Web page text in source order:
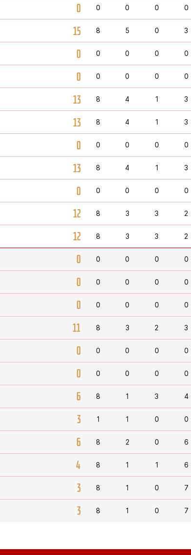
0 0 0 0 0
15 8 5 0 3
0 0 0 0 0
0 0 0 0 0
13 8 4 1 3
13 8 4 1 3
0 0 0 0 0
13 8 4 1 3
0 0 0 0 0
12 8 3 3 2
12 8 3 3 2
0 0 0 0 0
0 0 0 0 0
0 0 0 0 0
11 8 3 2 3
0 0 0 0 0
0 0 0 0 0
6 8 1 3 4
3 1 1 0 0
6 8 2 0 6
4 8 1 1 6
3 8 1 0 7
3 8 1 0 7